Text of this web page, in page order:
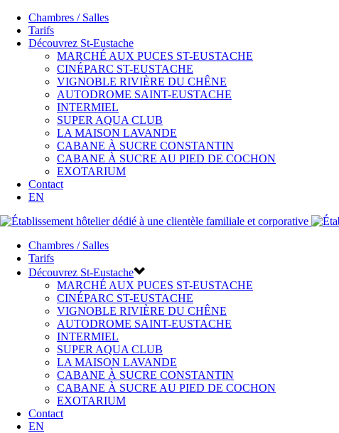
Chambres / Salles
Tarifs
Découvrez St-Eustache
MARCHÉ AUX PUCES ST-EUSTACHE
CINÉPARC ST-EUSTACHE
VIGNOBLE RIVIÈRE DU CHÊNE
AUTODROME SAINT-EUSTACHE
INTERMIEL
SUPER AQUA CLUB
LA MAISON LAVANDE
CABANE À SUCRE CONSTANTIN
CABANE À SUCRE AU PIED DE COCHON
EXOTARIUM
Contact
EN
Chambres / Salles
Tarifs
Découvrez St-Eustache
MARCHÉ AUX PUCES ST-EUSTACHE
CINÉPARC ST-EUSTACHE
VIGNOBLE RIVIÈRE DU CHÊNE
AUTODROME SAINT-EUSTACHE
INTERMIEL
SUPER AQUA CLUB
LA MAISON LAVANDE
CABANE À SUCRE CONSTANTIN
CABANE À SUCRE AU PIED DE COCHON
EXOTARIUM
Contact
EN